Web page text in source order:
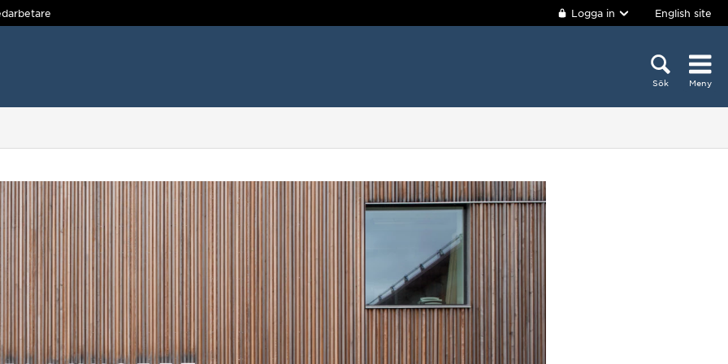
Logga in English site
Sök Meny